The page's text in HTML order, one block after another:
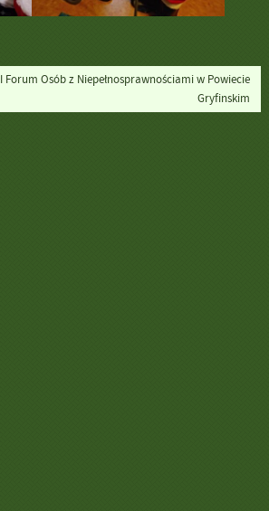
I Forum Osób z Niepełnosprawnościami w Powiecie
Gryfinskim